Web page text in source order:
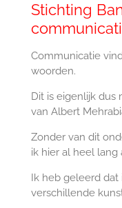
Stichting
Communicatie
woorden.
Dit is eigenlijk dus
van Albert
Zonder van dit
ik hier al heel lang
Ik heb geleerd dat
verschillende